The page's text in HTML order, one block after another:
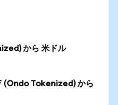
から 米ドル
(Ondo Tokenized) から